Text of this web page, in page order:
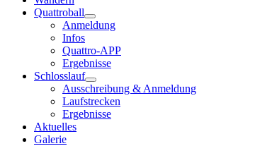
Quattroball
Anmeldung
Infos
Quattro-APP
Ergebnisse
Schlosslauf
Ausschreibung & Anmeldung
Laufstrecken
Ergebnisse
Aktuelles
Galerie